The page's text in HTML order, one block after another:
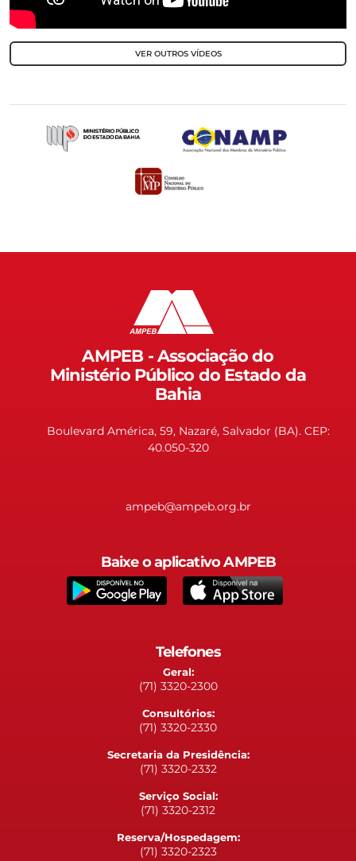
VER OUTROS VÍDEOS
AMPEB - Associação do
Ministério Público do Estado da
Bahia
Boulevard América, 59, Nazaré, Salvador (BA). CEP:
40.050-320
ampeb@ampeb.org.br
Baixe o aplicativo AMPEB
Telefones
Geral:
(71) 3320-2300
Consultórios:
(71) 3320-2330
Secretaria da Presidência:
(71) 3320-2332
Serviço Social:
(71) 3320-2312
Reserva/Hospedagem:
(71) 3320-2323